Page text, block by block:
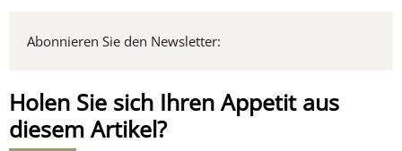
Abonnieren Sie den Newsletter:
Holen Sie sich Ihren Appetit aus
diesem Artikel?